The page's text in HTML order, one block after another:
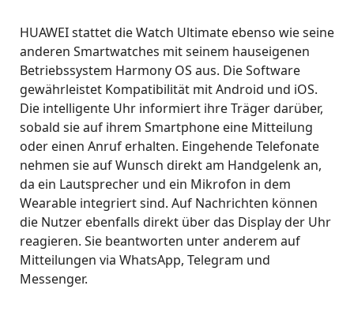
HUAWEI stattet die Watch Ultimate ebenso wie seine
anderen Smartwatches mit seinem hauseigenen
Betriebssystem Harmony OS aus. Die Software
gewährleistet Kompatibilität mit Android und iOS.
Die intelligente Uhr informiert ihre Träger darüber,
sobald sie auf ihrem Smartphone eine Mitteilung
oder einen Anruf erhalten. Eingehende Telefonate
nehmen sie auf Wunsch direkt am Handgelenk an,
da ein Lautsprecher und ein Mikrofon in dem
Wearable integriert sind. Auf Nachrichten können
die Nutzer ebenfalls direkt über das Display der Uhr
reagieren. Sie beantworten unter anderem auf
Mitteilungen via WhatsApp, Telegram und
Messenger.